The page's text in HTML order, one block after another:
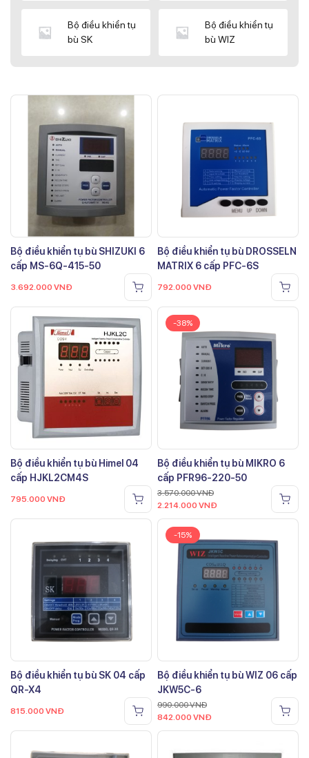
Bộ điều khiển tụ
bù SK
Bộ điều khiển tụ
bù WIZ
Bộ điều khiển tụ bù SHIZUKI 6
cấp MS-6Q-415-50
3.692.000 VNĐ
Bộ điều khiển tụ bù DROSSELN
MATRIX 6 cấp PFC-6S
792.000 VNĐ
Bộ điều khiển tụ bù Himel 04
cấp HJKL2CM4S
795.000 VNĐ
-38%
Bộ điều khiển tụ bù MIKRO 6
cấp PFR96-220-50
3.570.000VNĐ
2.214.000 VNĐ
Bộ điều khiển tụ bù SK 04 cấp
QR-X4
815.000 VNĐ
-15%
Bộ điều khiển tụ bù WIZ 06 cấp
JKW5C-6
990.000VNĐ
842.000 VNĐ